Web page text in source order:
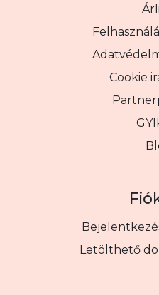
Cookie
Letölthető